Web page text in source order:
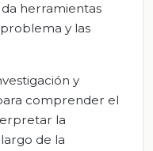
herramientas
y las
y
comprender el
la
de la